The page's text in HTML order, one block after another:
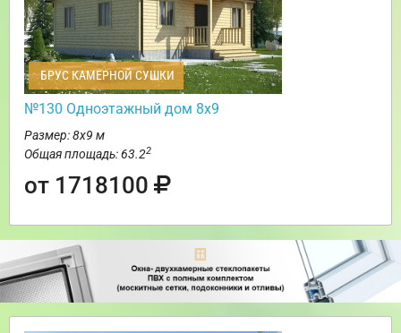
БРУС КАМЕРНОЙ СУШКИ
№130 Одноэтажный дом 8х9
Размер: 8х9 м
Общая площадь: 63.22
от 1718100